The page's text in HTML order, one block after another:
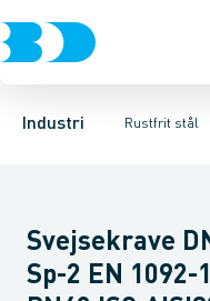
Industri Rustfrit stål
VentilerRustfrit stål
Svejsefittings ASTM
Bøjninger Indsv. bøjninger
Svejsekrave
Sp-2 EN 1092-